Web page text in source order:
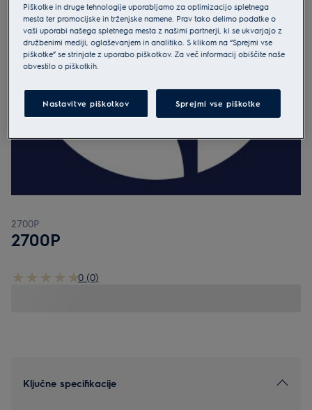
2700P
2700P
0 (0)
Ključne specifikacije
Piškotke in druge tehnologije uporabljamo za optimizacijo spletnega
mesta ter promocijske in trženjske namene. Prav tako delimo podatke o
vaši uporabi našega spletnega mesta z našimi partnerji, ki se ukvarjajo z
družbenimi mediji, oglaševanjem in analitiko. S klikom na “Sprejmi vse
piškotke” se strinjate z uporabo piškotkov. Za več informacij obiščite naše
obvestilo o piškotkih.
Nastavitve piškotkov Sprejmi vse piškotke